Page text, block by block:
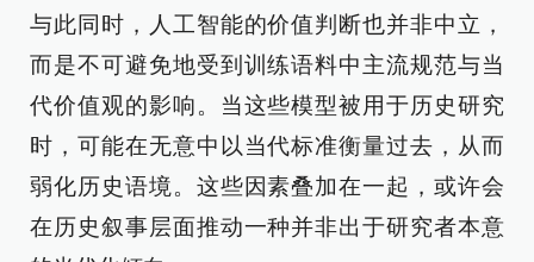
与此同时，人工智能的价值判断也并非中立，
而是不可避免地受到训练语料中主流规范与当
代价值观的影响。当这些模型被用于历史研究
时，可能在无意中以当代标准衡量过去，从而
弱化历史语境。这些因素叠加在一起，或许会
在历史叙事层面推动一种并非出于研究者本意